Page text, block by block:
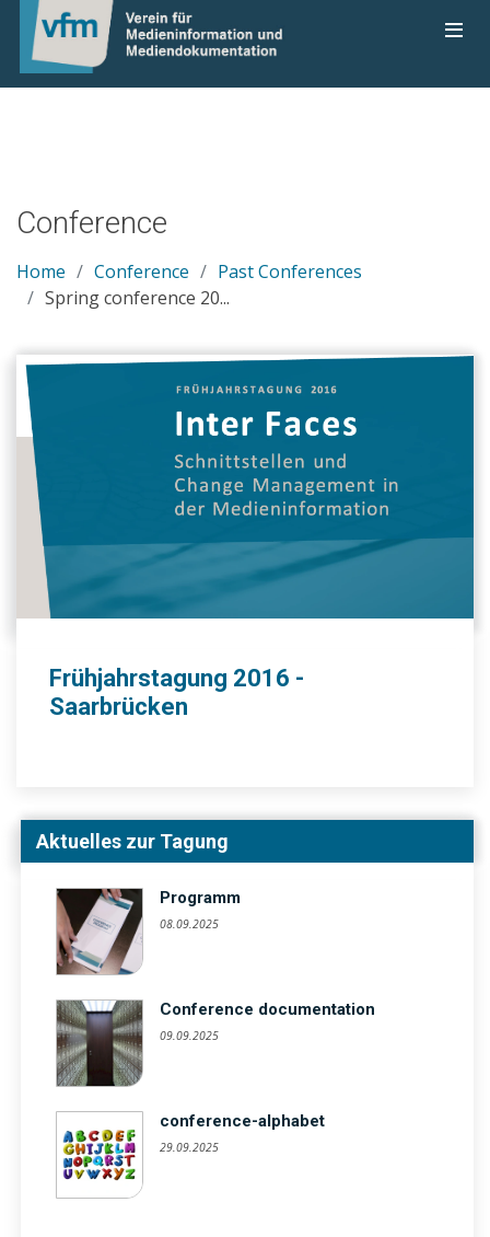
Conference
Home Conference
Past Conferences
Spring conference 20...
Frühjahrstagung 2016 -
Saarbrücken
Aktuelles zur Tagung
Programm
08.09.2025
Conference documentation
09.09.2025
conference-alphabet
29.09.2025